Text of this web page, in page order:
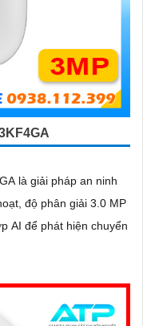
là giải pháp an ninh
độ phân giải 3.0 MP
AI để phát hiện chuyển